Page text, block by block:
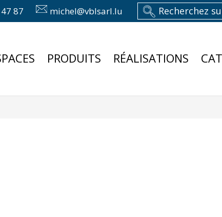
87 michel@vblsarl.lu
PRODUITS RÉALISATIONS